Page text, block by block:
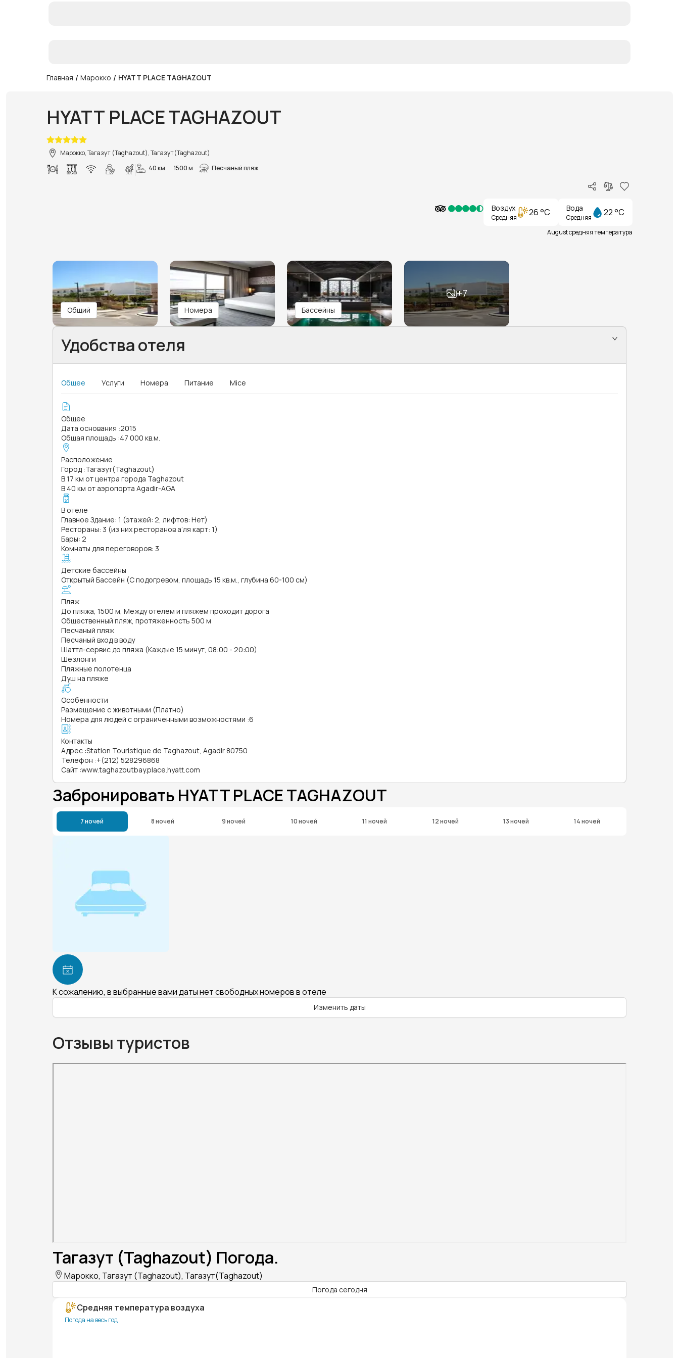
Главная / Марокко / HYATT PLACE TAGHAZOUT
HYATT PLACE TAGHAZOUT
Марокко, Тагазут (Taghazout), Тагазут(Taghazout)
40 км
1500 м Песчаный пляж
Воздух
Средняя 26 °C Вода
Средняя 22 °C
August средняя температура
Общий Номера Бассейны
+7
Удобства отеля
Общее Услуги Номера Питание Mice
Общее
Дата основания :2015
Общая площадь :47 000 кв.м.
Расположение
Город :Тагазут(Taghazout)
В 17 км от центра города Taghazout
В 40 км от аэропорта Agadir-AGA
В отеле
Главное Здание: 1 (этажей: 2, лифтов: Нет)
Рестораны: 3 (из них ресторанов а’ля карт: 1)
Бары: 2
Комнаты для переговоров: 3
Детские бассейны
Открытый Бассейн (С подогревом, площадь 15 кв.м., глубина 60-100 см)
Пляж
До пляжа, 1500 м, Между отелем и пляжем проходит дорога
Общественный пляж, протяженность 500 м
Песчаный пляж
Песчаный вход в воду
Шаттл-сервис до пляжа (Каждые 15 минут, 08:00 - 20:00)
Шезлонги
Пляжные полотенца
Душ на пляже
Особенности
Размещение с животными (Платно)
Номера для людей с ограниченными возможностями :6
Контакты
Адрес :Station Touristique de Taghazout, Agadir 80750
Телефон :+(212) 528296868
Сайт :www.taghazoutbay.place.hyatt.com
Забронировать HYATT PLACE TAGHAZOUT
7 ночей 8 ночей 9 ночей 10 ночей 11 ночей 12 ночей 13 ночей 14 ночей
К сожалению, в выбранные вами даты нет свободных номеров в отеле
Изменить даты
Отзывы туристов
Тагазут (Taghazout) Погода.
Марокко, Тагазут (Taghazout), Тагазут(Taghazout)
Погода сегодня
Средняя температура воздуха
Погода на весь год